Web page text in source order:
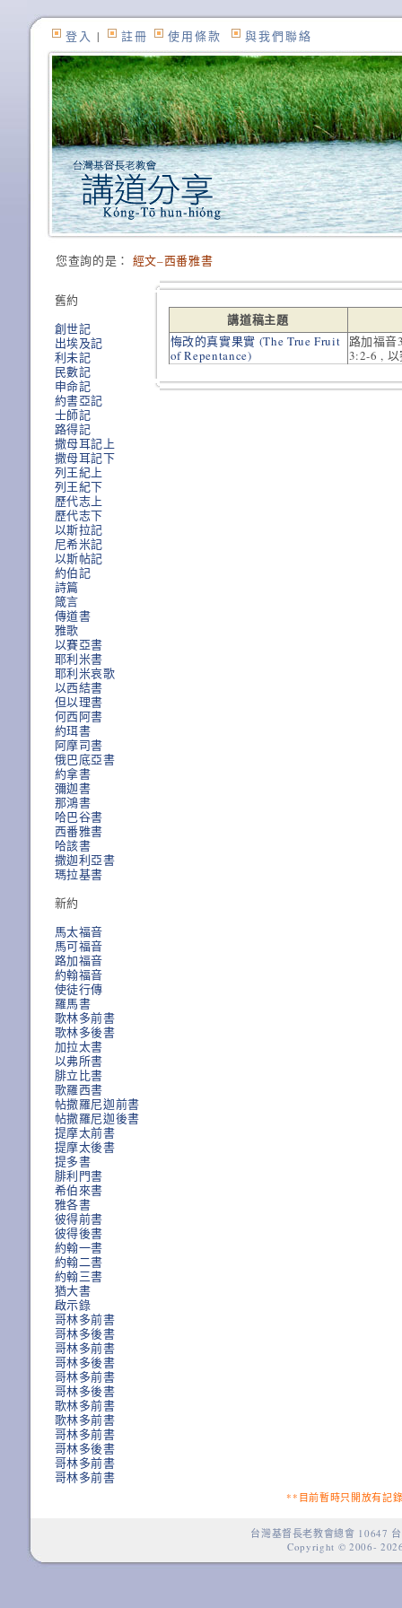
登入 | 註冊 使用條款 與我們聯絡
您查詢的是： 經文–西番雅書
舊約
創世記
出埃及記
利未記
民數記
申命記
約書亞記
士師記
路得記
撒母耳記上
撒母耳記下
列王紀上
列王紀下
歷代志上
歷代志下
以斯拉記
尼希米記
以斯帖記
約伯記
詩篇
箴言
傳道書
雅歌
以賽亞書
耶利米書
耶利米哀歌
以西結書
但以理書
何西阿書
約珥書
阿摩司書
俄巴底亞書
約拿書
彌迦書
那鴻書
哈巴谷書
西番雅書
哈該書
撒迦利亞書
瑪拉基書
新約
馬太福音
馬可福音
路加福音
約翰福音
使徒行傳
羅馬書
歌林多前書
歌林多後書
加拉太書
以弗所書
腓立比書
歌羅西書
帖撒羅尼迦前書
帖撒羅尼迦後書
提摩太前書
提摩太後書
提多書
腓利門書
希伯來書
雅各書
彼得前書
彼得後書
約翰一書
約翰二書
約翰三書
猶大書
啟示錄
哥林多前書
哥林多後書
哥林多前書
哥林多後書
哥林多前書
哥林多後書
歌林多前書
歌林多前書
哥林多前書
哥林多後書
哥林多前書
哥林多前書
講道稿主題
悔改的真實果實 (The True Fruit
of Repentance)
路加福
3:2-6 ,
**目前暫時只開放有記
台灣基督長老教會總會 10647
Copyright © 2006-